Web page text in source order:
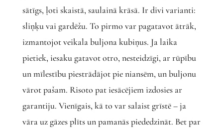
sātīgs, ļoti skaistā, saulainā krāsā. Ir divi varianti:
sliņķu vai gardēžu. To pirmo var pagatavot ātrāk,
izmantojot veikala buljona kubiņus. Ja laika
pietiek, iesaku gatavot otro, nesteidzīgi, ar rūpību
un mīlestību piestrādājot pie niansēm, un buljonu
vārot pašam. Risoto pat iesācējiem izdosies ar
garantiju. Vienīgais, kā to var salaist grīstē – ja
vāra uz gāzes plīts un pamanās piededzināt. Bet par